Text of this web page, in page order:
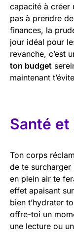
capacité à créer
pas à prendre
finances, la
jour idéal pour
revanche, c’est
ton budget
maintenant
Santé
Ton corps
de te surcharger
en plein air te
effet apaisant
bien t’hydrater
offre-toi un
une lecture ou